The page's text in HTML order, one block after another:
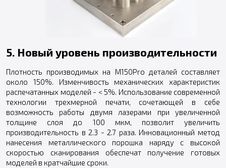
5. Новый уровень производительности
Плотность производимых на M150Pro деталей составляет
около 150%. Изменчивость механических характеристик
распечатанных моделей - < 5%. Использование современной
технологии трехмерной печати, сочетающей в себе
возможность работы двумя лазерами при увеличенной
толщине слоя до 100 мкм, позволит увеличить
производительность в 2.3 - 2.7 раза. Инновационный метод
нанесения металлического порошка наряду с высокой
скоростью сканирования обеспечат получение готовых
моделей в кратчайшие сроки.